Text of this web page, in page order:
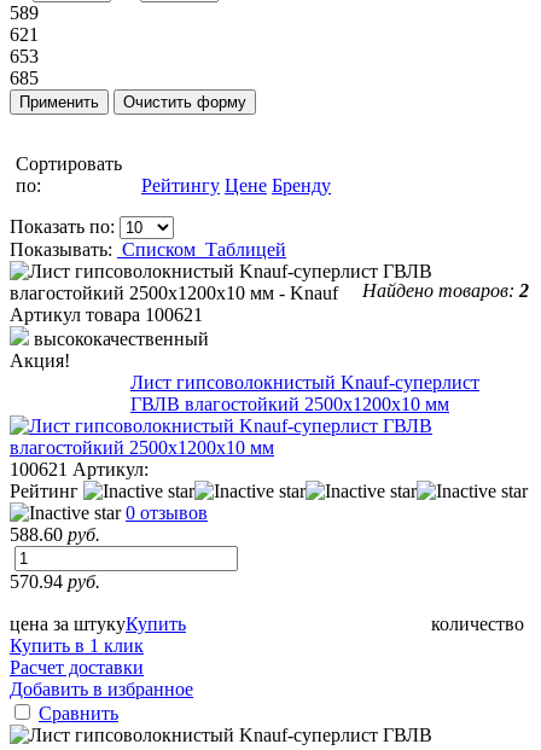
589
621
653
685
Сортировать
по:
Рейтингу Цене Бренду
Показать по:
Показывать: Списком Таблицей
Найдено товаров: 2
Артикул товара 100621
высококачественный
Акция!
Лист гипсоволокнистый Knauf-суперлист
ГВЛВ влагостойкий 2500х1200х10 мм
100621 Артикул:
Рейтинг
0 отзывов
588.60 руб.
570.94 руб.
цена за штуку количество
Купить
Купить в 1 клик
Расчет доставки
Добавить в избранное
Сравнить